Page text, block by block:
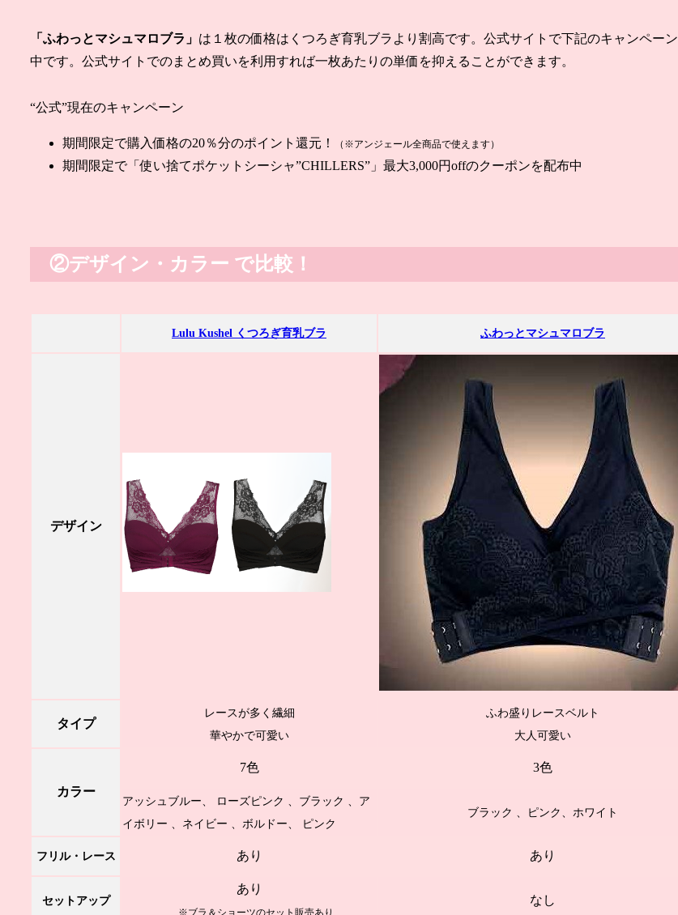
「ふわっとマシュマロブラ」 は１枚の価格はくつろぎ育乳ブラより割高です。 公式サイト で下記のキャンペーン
中です。公式サイトでのまとめ買いを利用すれば一枚あたりの単価を抑えることができます。
“公式”現在のキャンペーン
期間限定で購入価格の20％分のポイント還元！ （※アンジェール全商品で使えます）
期間限定で「使い捨てポケットシーシャ”CHILLERS”」最大3,000円offのクーポンを配布中
②デザイン・カラー で比較！
Lulu Kushel くつろぎ育乳ブラ ふわっとマシュマロブラ
デザイン
タイプ
レースが多く繊細
華やかで可愛い
ふわ盛りレースベルト
大人可愛い
カラー
7色 3色
アッシュブルー、 ローズピンク 、ブラック 、ア
イボリー 、ネイビー 、ボルドー、 ピンク
ブラック 、ピンク、ホワイト
フリル・レース あり あり
セットアップ
あり
なし